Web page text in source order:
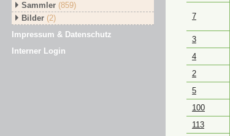
Sammler (859)
Bilder (2)
Impressum & Datenschutz
Interner Login
7
3
4
2
5
100
113